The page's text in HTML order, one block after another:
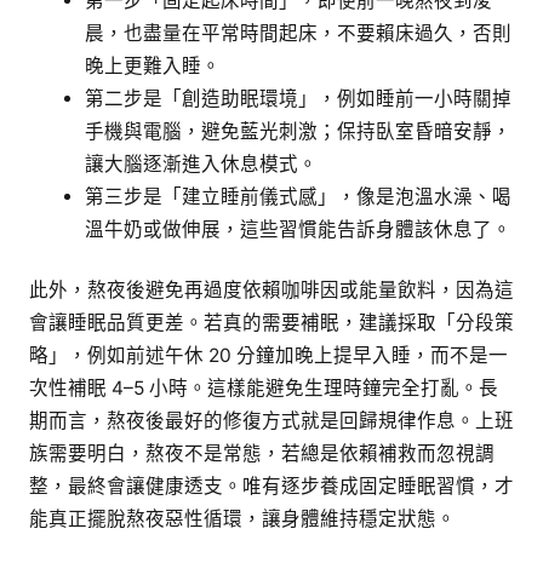
晨，也盡量在平常時間起床，不要賴床過久，否則
晚上更難入睡。
第二步是「創造助眠環境」，例如睡前一小時關掉
手機與電腦，避免藍光刺激；保持臥室昏暗安靜，
讓大腦逐漸進入休息模式。
第三步是「建立睡前儀式感」，像是泡溫水澡、喝
溫牛奶或做伸展，這些習慣能告訴身體該休息了。
此外，熬夜後避免再過度依賴咖啡因或能量飲料，因為這
會讓睡眠品質更差。若真的需要補眠，建議採取「分段策
略」，例如前述午休 20 分鐘加晚上提早入睡，而不是一
次性補眠 4–5 小時。這樣能避免生理時鐘完全打亂。長
期而言，熬夜後最好的修復方式就是回歸規律作息。上班
族需要明白，熬夜不是常態，若總是依賴補救而忽視調
整，最終會讓健康透支。唯有逐步養成固定睡眠習慣，才
能真正擺脫熬夜惡性循環，讓身體維持穩定狀態。